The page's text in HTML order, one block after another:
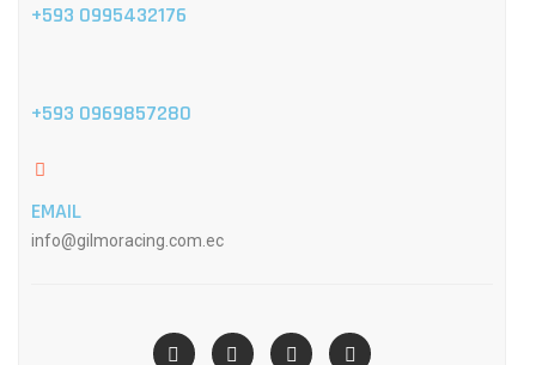
+593 0995432176
+593 0969857280
EMAIL
info@gilmoracing.com.ec